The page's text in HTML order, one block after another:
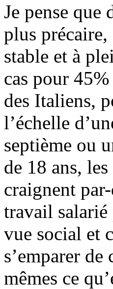
Je pense que
plus
stable et à
cas pour
des Italiens,
l’échelle
septième ou
de 18 ans,
craignent
travail
vue social et
s’emparer
mêmes ce